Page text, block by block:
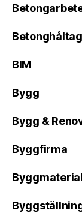
BIM
Bygg
Bygg &
Byggfirma
Byggmaterial